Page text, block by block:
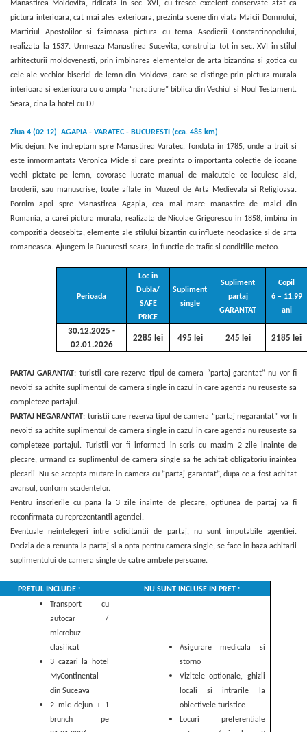
Manastirea Moldovita, ridicata in sec. XVI, cu fresce excelent conservate atat ca
pictura interioara, cat mai ales exterioara, prezinta scene din viata Maicii Domnului,
Martiriul Apostolilor si faimoasa pictura cu tema Asedierii Constantinopolului,
realizata la 1537. Urmeaza Manastirea Sucevita, construita tot in sec. XVI in stilul
arhitecturii moldovenesti, prin imbinarea elementelor de arta bizantina si gotica cu
cele ale vechior biserici de lemn din Moldova, care se distinge prin pictura murala
interioara si exterioara cu o ampla “naratiune” biblica din Vechiul si Noul Testament.
Seara, cina la hotel cu DJ.
Ziua 4 (02.12). AGAPIA - VARATEC - BUCURESTI (cca. 485 km)
Mic dejun. Ne indreptam spre Manastirea Varatec, fondata in 1785, unde a trait si
este inmormantata Veronica Micle si care prezinta o importanta colectie de icoane
vechi pictate pe lemn, covorase lucrate manual de maicutele ce locuiesc aici,
broderii, sau manuscrise, toate aflate in Muzeul de Arta Medievala si Religioasa.
Pornim apoi spre Manastirea Agapia, cea mai mare manastire de maici din
Romania, a carei pictura murala, realizata de Nicolae Grigorescu in 1858, imbina in
compozitia deosebita, elemente ale stilului bizantin cu influete neoclasice si de arta
romaneasca. Ajungem la Bucuresti seara, in functie de trafic si conditiile meteo.
Perioada
Loc in
Dubla/
SAFE
PRICE
Supliment
single
Supliment
partaj
GARANTAT
Copil
6 – 11.99
ani
30.12.2025 -
02.01.2026
2285 lei 495 lei 245 lei 2185 lei
PARTAJ GARANTAT: turistii care rezerva tipul de camera “partaj garantat” nu vor fi
nevoiti sa achite suplimentul de camera single in cazul in care agentia nu reuseste sa
completeze partajul.
PARTAJ NEGARANTAT: turistii care rezerva tipul de camera “partaj negarantat” vor fi
nevoiti sa achite suplimentul de camera single in cazul in care agentia nu reuseste sa
completeze partajul. Turistii vor fi informati in scris cu maxim 2 zile inainte de
plecare, urmand ca suplimentul de camera single sa fie achitat obligatoriu inaintea
plecarii. Nu se accepta mutare in camera cu ”partaj garantat”, dupa ce a fost achitat
avansul, conform scadentelor.
Pentru inscrierile cu pana la 3 zile inainte de plecare, optiunea de partaj va fi
reconfirmata cu reprezentantii agentiei.
Eventuale neintelegeri intre solicitantii de partaj, nu sunt imputabile agentiei.
Decizia de a renunta la partaj si a opta pentru camera single, se face in baza achitarii
suplimentului de camera single de catre ambele persoane.
PRETUL INCLUDE :
NU SUNT INCLUSE IN PRET :
Transport cu
autocar /
microbuz
clasificat
3 cazari la hotel
MyContinental
din Suceava
2 mic dejun + 1
brunch pe
Asigurare medicala si
storno
Vizitele optionale, ghizii
locali si intrarile la
obiectivele turistice
Locuri preferentiale